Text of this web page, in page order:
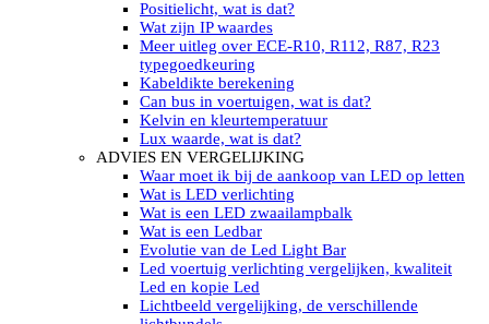
Led flitsbalk compact
Traffic Advisors
Led zwaailicht
Accessoires signalering
Led signalisatie in Subcategorieën
LED KOPLAMPEN GEKEURD
Led koplampen inbouw
Led koplampen opbouw
Led koplampen tractoren
Subcategorieën Led koplampen
LED ZOEKLICHT
Electrische Led zoeklamp Allremote
Electrisch Led zoeklicht Golight
Marinco Roestvrijstaal Led zoeklicht
Elektrisch Led zoeklicht diverse
Led zoeklamp accessoires ALLremote
Led zoeklicht 230V
Positielicht, wat is dat?
Wat zijn IP waardes
Meer uitleg over ECE-R10, R112, R87, R23
typegoedkeuring
Kabeldikte berekening
Can bus in voertuigen, wat is dat?
Kelvin en kleurtemperatuur
Lux waarde, wat is dat?
ADVIES EN VERGELIJKING
Waar moet ik bij de aankoop van LED op letten
Wat is LED verlichting
Wat is een LED zwaailampbalk
Wat is een Ledbar
Evolutie van de Led Light Bar
Led voertuig verlichting vergelijken, kwaliteit
Led en kopie Led
Lichtbeeld vergelijking, de verschillende